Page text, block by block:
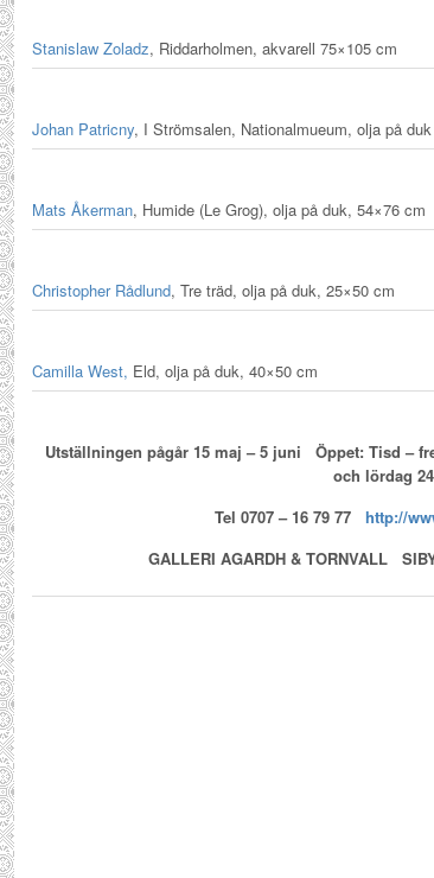
Stanislaw Zoladz, Riddarholmen, akvarell 75×105 cm
Johan Patricny, I Strömsalen, Nationalmueum, olja på
Mats Åkerman, Humide (Le Grog), olja på duk, 54×76 cm
Christopher Rådlund, Tre träd, olja på duk, 25×50 cm
Camilla West, Eld, olja på duk, 40×50 cm
Utställningen pågår 15 maj – 5 juni Öppet: Tisd –
och lördag
Tel 0707 – 16 79 77 http://
GALLERI AGARDH & TORNVALL